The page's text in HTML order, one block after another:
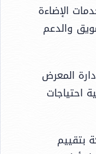
الإضاءة
والدعم
المعرض
احتياجات
بتقييم